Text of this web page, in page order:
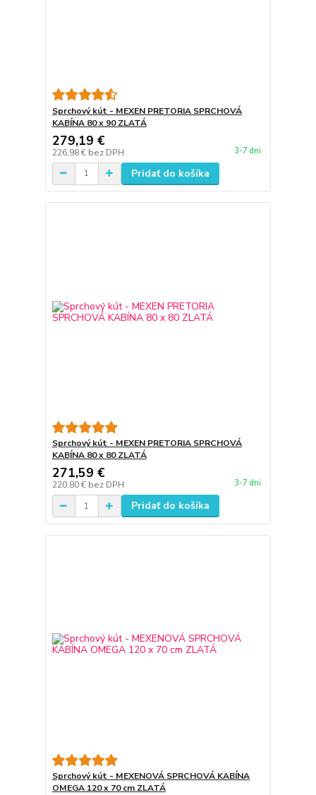
Sprchový kút - MEXEN PRETORIA SPRCHOVÁ
KABÍNA 80 x 90 ZLATÁ
279,19 €
226,98 € bez DPH 3-7 dni
Pridať do košíka
Sprchový kút - MEXEN PRETORIA SPRCHOVÁ
KABÍNA 80 x 80 ZLATÁ
271,59 €
220,80 € bez DPH 3-7 dni
Pridať do košíka
Sprchový kút - MEXENOVÁ SPRCHOVÁ KABÍNA
OMEGA 120 x 70 cm ZLATÁ